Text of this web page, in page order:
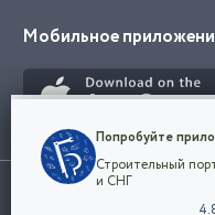
Мобильное
Использование сайта, в том
Конфиденциальность
Мы используем файлы
наш сайт удобным для
Попробуйте
Строительный
и СНГ